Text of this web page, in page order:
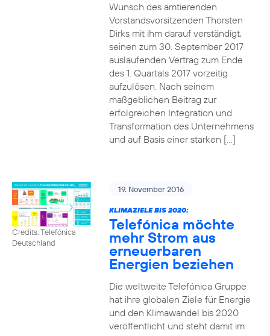
Wunsch des amtierenden
Vorstandsvorsitzenden Thorsten
Dirks mit ihm darauf verständigt,
seinen zum 30. September 2017
auslaufenden Vertrag zum Ende
des 1. Quartals 2017 vorzeitig
aufzulösen. Nach seinem
maßgeblichen Beitrag zur
erfolgreichen Integration und
Transformation des Unternehmens
und auf Basis einer starken […]
Credits: Telefónica
Deutschland
19. November 2016
KLIMAZIELE BIS 2020:
Telefónica möchte
mehr Strom aus
erneuerbaren
Energien beziehen
Die weltweite Telefónica Gruppe
hat ihre globalen Ziele für Energie
und den Klimawandel bis 2020
veröffentlicht und steht damit im